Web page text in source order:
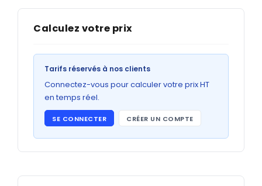
GRAND FORMAT
Abribus
Calculez votre prix
Tarifs réservés à nos clients
Connectez-vous pour calculer votre prix HT
en temps réel.
SE CONNECTER CRÉER UN COMPTE